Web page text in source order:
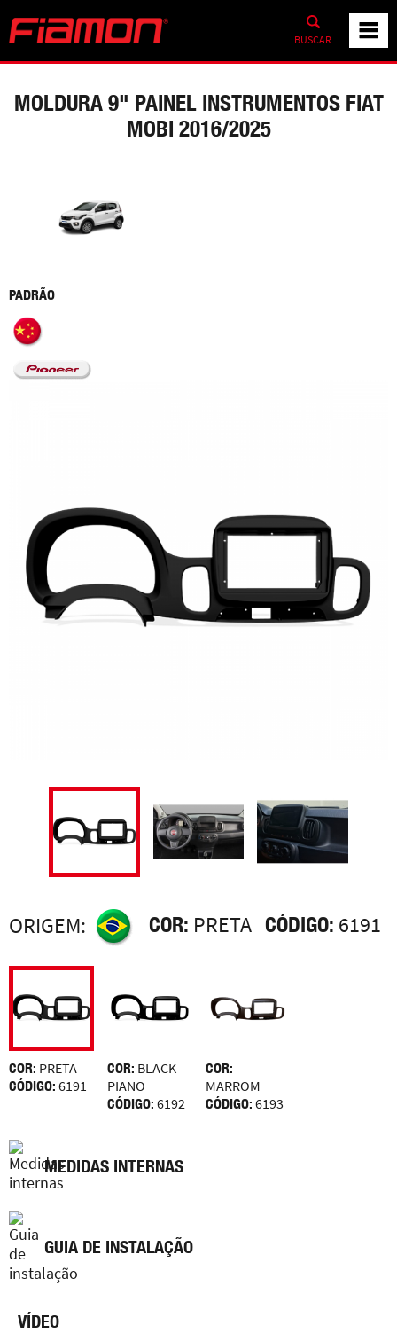
BUSCAR
MOLDURA 9" PAINEL INSTRUMENTOS FIAT
MOBI 2016/2025
PADRÃO
ORIGEM: COR: PRETA CÓDIGO: 6191
COR: PRETA
CÓDIGO: 6191
COR: BLACK
PIANO
CÓDIGO: 6192
COR:
MARROM
CÓDIGO: 6193
MEDIDAS INTERNAS
GUIA DE INSTALAÇÃO
VÍDEO